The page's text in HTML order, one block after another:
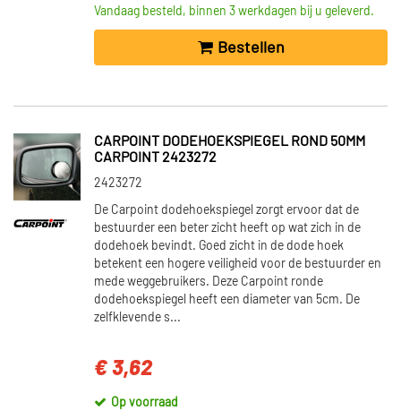
Vandaag besteld, binnen 3 werkdagen bij u geleverd.
Bestellen
CARPOINT DODEHOEKSPIEGEL ROND 50MM
CARPOINT 2423272
2423272
De Carpoint dodehoekspiegel zorgt ervoor dat de
bestuurder een beter zicht heeft op wat zich in de
dodehoek bevindt. Goed zicht in de dode hoek
betekent een hogere veiligheid voor de bestuurder en
mede weggebruikers. Deze Carpoint ronde
dodehoekspiegel heeft een diameter van 5cm. De
zelfklevende s...
€ 3,62
Op voorraad